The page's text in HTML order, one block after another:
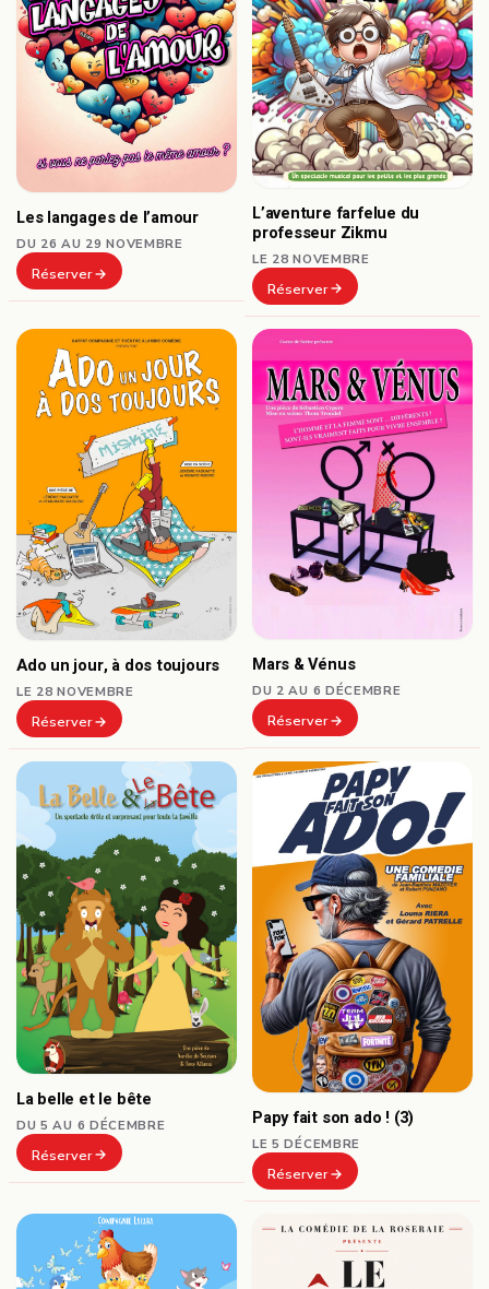
Les langages de l’amour
DU 26 AU 29 NOVEMBRE
Réserver
L’aventure farfelue du
professeur Zikmu
LE 28 NOVEMBRE
Réserver
Ado un jour, à dos toujours
LE 28 NOVEMBRE
Réserver
Mars & Vénus
DU 2 AU 6 DÉCEMBRE
Réserver
La belle et le bête
DU 5 AU 6 DÉCEMBRE
Réserver
Papy fait son ado ! (3)
LE 5 DÉCEMBRE
Réserver